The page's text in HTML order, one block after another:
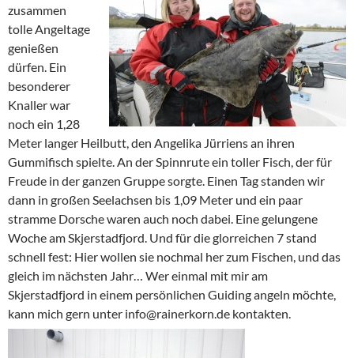
zusammen
tolle Angeltage
genießen
dürfen. Ein
besonderer
Knaller war
noch ein 1,28
Meter langer Heilbutt, den Angelika Jürriens an ihren
Gummifisch spielte. An der Spinnrute ein toller Fisch, der für
Freude in der ganzen Gruppe sorgte. Einen Tag standen wir
dann in großen Seelachsen bis 1,09 Meter und ein paar
stramme Dorsche waren auch noch dabei. Eine gelungene
Woche am Skjerstadfjord. Und für die glorreichen 7 stand
schnell fest: Hier wollen sie nochmal her zum Fischen, und das
gleich im nächsten Jahr… Wer einmal mit mir am
Skjerstadfjord in einem persönlichen Guiding angeln möchte,
kann mich gern unter info@rainerkorn.de kontakten.